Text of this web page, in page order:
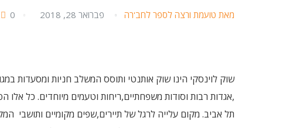
מאת טועמת ורצה לספר לחב'רה פברואר 28, 2018 0
שוק לוינסקי הינו שוק אותנטי ותוסס המשלב חניות ומסעדות
,אגדות רבות וסודות משפחתיים,ריחות וטעמים מיוחדים. כל אלו
תל אביב. מקום עלייה לרגל של תיירים,שפים מקומיים ותושבי